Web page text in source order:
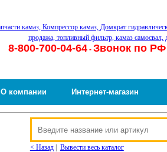
8-800-700-04-64- Звонок по
О компании Интернет-магазин
< Назад| Вывести весь каталог